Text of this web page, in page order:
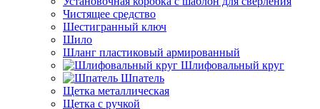
Чистящее средство
Шестигранный ключ
Шило
Шланг пластиковый армированный
Шлифовальный круг
Шпатель
Щетка металлическая
Щетка с ручкой